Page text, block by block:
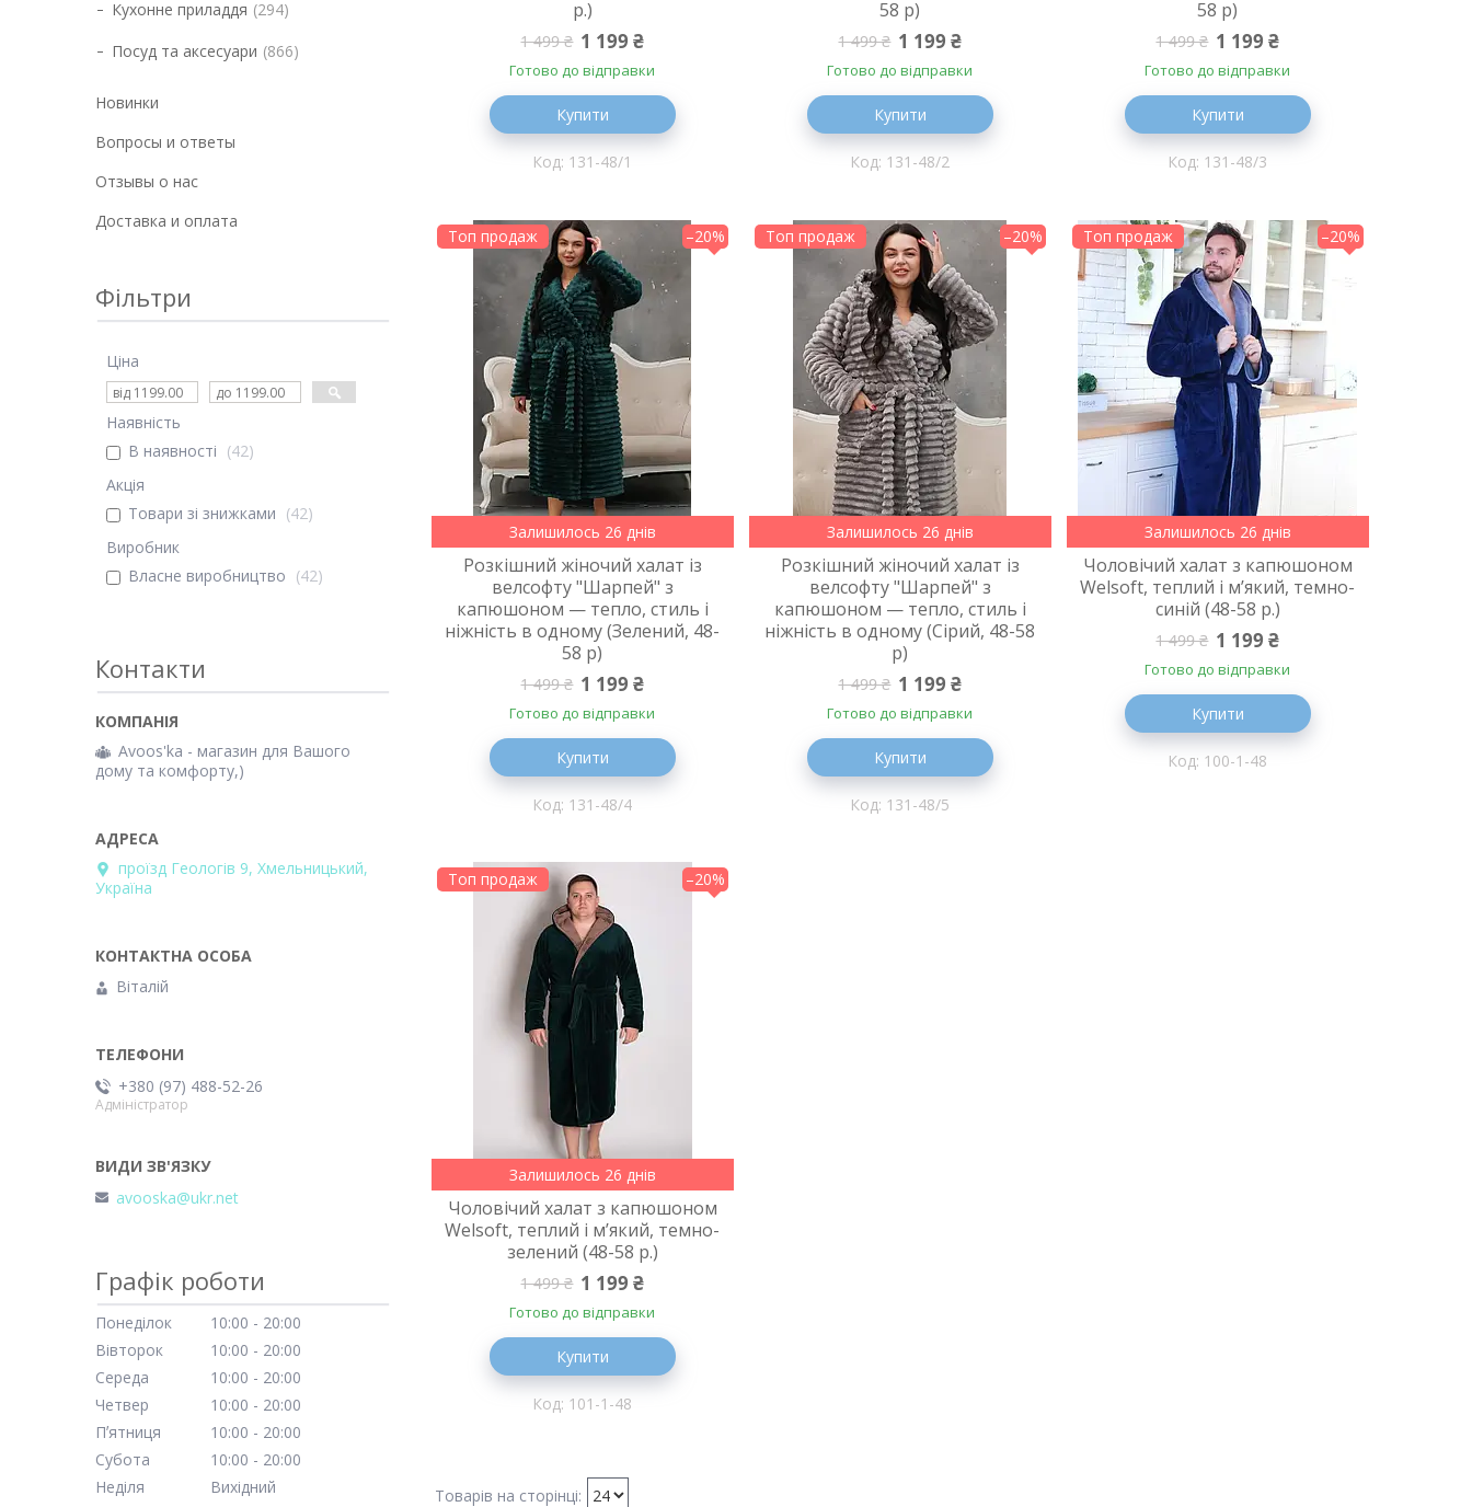
р.)
1 499 ₴ 1 199 ₴
Готово до відправки
Купити
131-48/1
58 р)
1 499 ₴ 1 199 ₴
Готово до відправки
Купити
131-48/2
58 р)
1 499 ₴ 1 199 ₴
Готово до відправки
Купити
131-48/3
Топ продаж –20%
Залишилось 26 днів
Розкішний жіночий халат із
велсофту "Шарпей" з
капюшоном — тепло, стиль і
ніжність в одному (Зелений, 48-
58 р)
1 499 ₴ 1 199 ₴
Готово до відправки
Купити
131-48/4
Топ продаж –20%
Залишилось 26 днів
Розкішний жіночий халат із
велсофту "Шарпей" з
капюшоном — тепло, стиль і
ніжність в одному (Сірий, 48-58
р)
1 499 ₴ 1 199 ₴
Готово до відправки
Купити
131-48/5
Топ продаж –20%
Залишилось 26 днів
Чоловічий халат з капюшоном
Welsoft, теплий і м’який, темно-
синій (48-58 р.)
1 499 ₴ 1 199 ₴
Готово до відправки
Купити
100-1-48
Топ продаж –20%
Залишилось 26 днів
Чоловічий халат з капюшоном
Welsoft, теплий і м’який, темно-
зелений (48-58 р.)
1 499 ₴ 1 199 ₴
Готово до відправки
Купити
101-1-48
Кухонне приладдя 294
Посуд та аксесуари 866
Новинки
Вопросы и ответы
Отзывы о нас
Доставка и оплата
Фільтри
Ціна
Наявність
В наявності
42
Акція
Товари зі знижками
42
Виробник
Власне виробництво
42
Контакти
Avoos'ka - магазин для Вашого
дому та комфорту,)
проїзд Геологів 9, Хмельницький,
Україна
Віталій
+380 (97) 488-52-26
Адміністратор
avooska@ukr.net
Графік роботи
Понеділок 10:00
20:00
Вівторок
10:00
20:00
Середа
10:00
20:00
Четвер
10:00
20:00
Пʼятниця
10:00
20:00
Субота
10:00
20:00
Неділя
Вихідний